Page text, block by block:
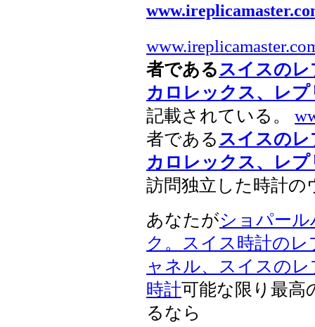
者であるスイスの
カロレックス、レ
記載されている。
者であるスイスの
カロレックス、レ
訪問独立した時計
あなたがショパー
ク。スイス時計のレ
ャネル、スイスの
時計可能な限り最高
るなら